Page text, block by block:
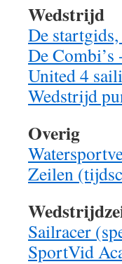
Wedstrijd
De
De
United 4
Wedstrijd
Overig
Zeilen
Sailracer
SportVid